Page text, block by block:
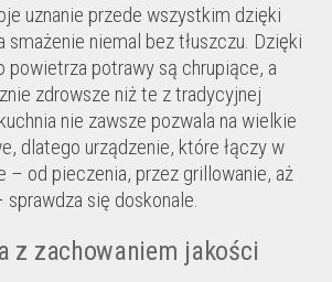
uznanie przede wszystkim dzięki
niemal bez tłuszczu. Dzięki
powietrza potrawy są chrupiące, a
zdrowsze niż te z tradycyjnej
nie zawsze pozwala na wielkie
dlatego urządzenie, które łączy w
– od pieczenia, przez grillowanie, aż
się doskonale.
z zachowaniem jakości